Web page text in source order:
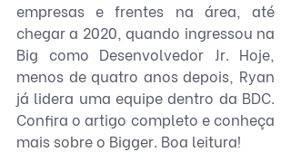
empresas e frentes na área, até
chegar a 2020, quando ingressou na
Big como Desenvolvedor Jr. Hoje,
menos de quatro anos depois, Ryan
já lidera uma equipe dentro da BDC.
Confira o artigo completo e conheça
mais sobre o Bigger. Boa leitura!